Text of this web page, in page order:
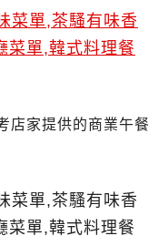
店家提供的商業午餐